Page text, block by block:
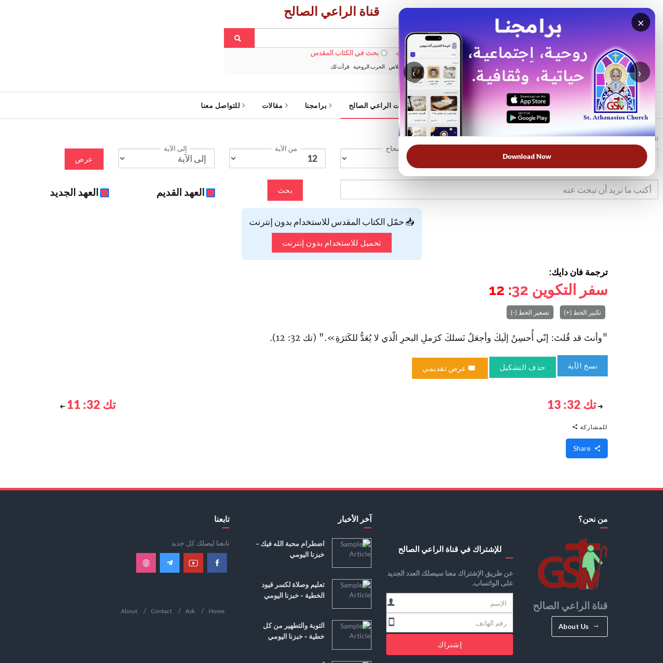
×
‹ ›
Download Now
قناة الراعي الصالح
بحث في الويبسايت بحث في الكتاب المقدس
الأكثر بحثًا: خبزنا اليومي الخلاص الحرب الروحية قرأت لك
الرئيسية خدمات الراعي الصالح برامجنا مقالات للتواصل معنا
الرئيسية
الإصحاح من الآية إلى الآية
عرض
بحث العهد القديم العهد الجديد
📥 حمّل الكتاب المقدس للاستخدام بدون إنترنت
تحميل للاستخدام بدون إنترنت
ترجمة فان دايك:
سفر التكوين 32
: 12
تكبير الخط (+) تصغير الخط (-)
"وأنتَ قد قُلتَ: إنّي أُحسِنُ إلَيكَ وأجعَلُ نَسلكَ كرَملِ البحرِ الّذي لا يُعَدُّ للكَثرَةِ»." (تك 32: 12).
نسخ الآية حذف التشكيل عرض تقديمي
تك 32: 13 تك 32: 11
للمشاركة
من نحن؟
قناة الراعي الصالح
About Us
للإشتراك في قناة الراعي الصالح
عن طريق الإشتراك معنا سيصلك العدد الجديد
على الواتساب.
إشتراك
آخر الأخبار
اضطرام محبة الله فيك -
خبزنا اليومي
تعليم وصلاة لكسر قيود
الخطية - خبزنا اليومي
التوبة والتطهير من كل
خطية - خبزنا اليومي
تابعنا
تابعنا ليصلك كل جديد
Home
Ask
Contact
About